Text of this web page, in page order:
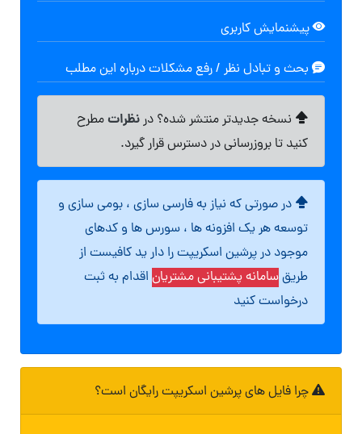
پیشنمایش کاربری
بحث و تبادل نظر / رفع مشکلات درباره این مطلب
نسخه جدیدتر منتشر شده؟ درنظراتمطرح
کنید تا بروزرسانی در دسترس قرار گیرد.
در صورتی که نیاز به فارسی سازی ، بومی سازی و
توسعه هر یک افزونه ها ، سورس ها و کدهای
موجود در پرشین اسکریپت را دار ید کافیست از
طریقسامانه پشتیبانی مشتریان اقدام به ثبت
درخواست کنید
چرا فایل های پرشین اسکریپت رایگان است؟